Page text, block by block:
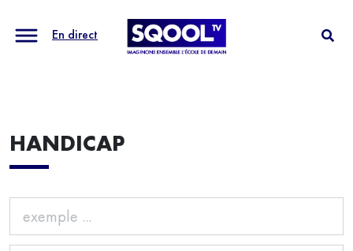
En direct
HANDICAP